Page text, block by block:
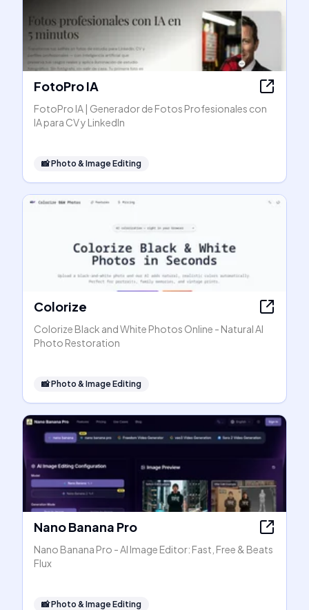
FotoPro IA
FotoPro IA | Generador de Fotos Profesionales con
IA para CV y LinkedIn
📸Photo & Image Editing
Colorize
Colorize Black and White Photos Online - Natural AI
Photo Restoration
📸Photo & Image Editing
Nano Banana Pro
Nano Banana Pro - AI Image Editor: Fast, Free & Beats
Flux
📸Photo & Image Editing